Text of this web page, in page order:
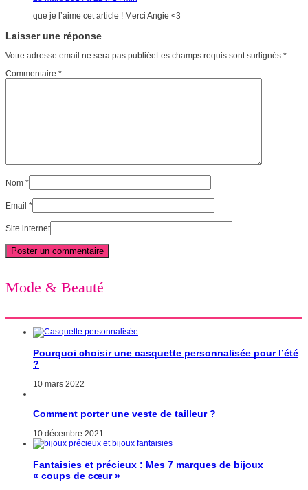
que je l’aime cet article ! Merci Angie <3
Laisser une réponse
Votre adresse email ne sera pas publiéeLes champs requis sont surlignés *
Commentaire *
Nom *
Email *
Site internet
Mode & Beauté
Pourquoi choisir une casquette personnalisée pour l’été
?
10 mars 2022
Comment porter une veste de tailleur ?
10 décembre 2021
Fantaisies et précieux : Mes 7 marques de bijoux
« coups de cœur »